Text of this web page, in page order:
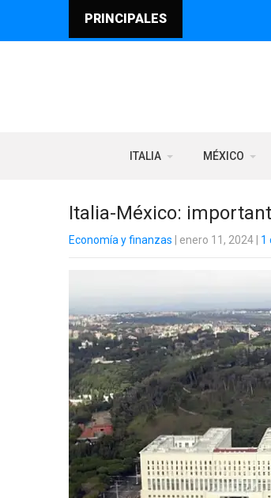
PRINCIPALES
ITALIA MÉXICO
Italia-México:
Economía y finanzas | enero 11, 2024 1